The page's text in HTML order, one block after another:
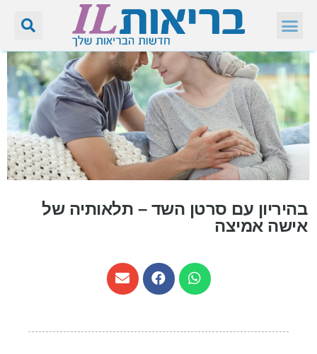
בהיריון עם סרטן השד – תלאותיה של
אישה אמיצה